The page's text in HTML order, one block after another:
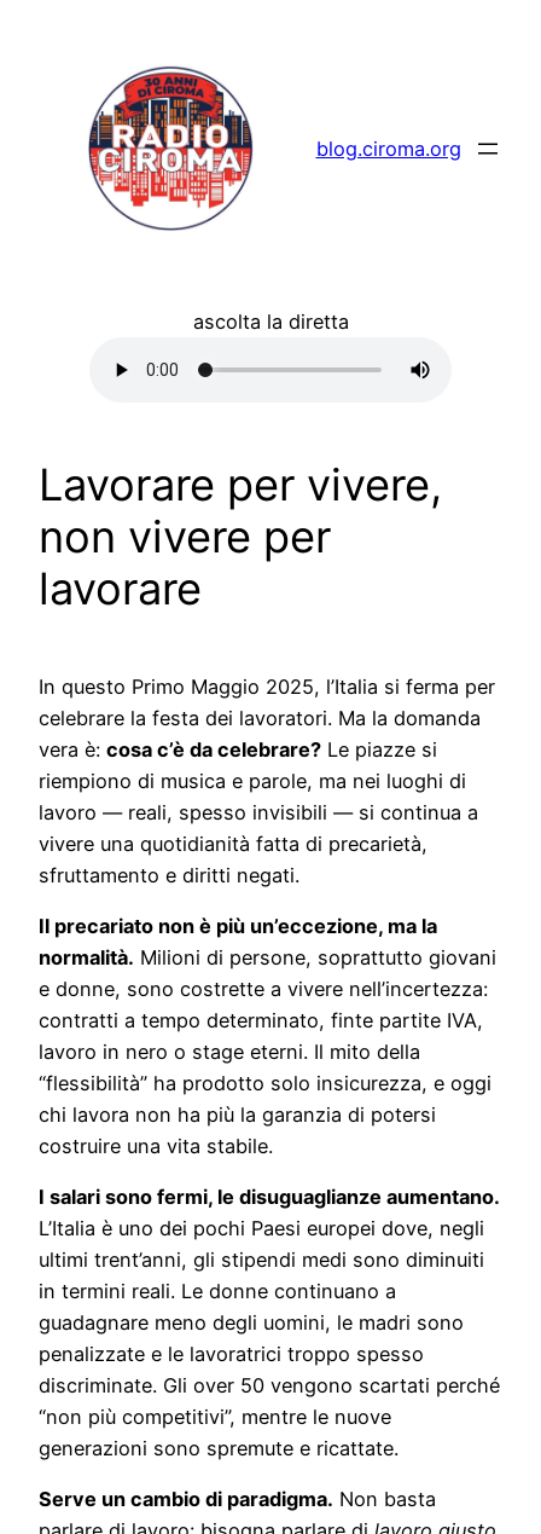
blog.ciroma.org
ascolta la diretta
Lavorare per vivere,
non vivere per
lavorare
In questo Primo Maggio 2025, l’Italia si ferma per
celebrare la festa dei lavoratori. Ma la domanda
vera è: cosa c’è da celebrare? Le piazze si
riempiono di musica e parole, ma nei luoghi di
lavoro — reali, spesso invisibili — si continua a
vivere una quotidianità fatta di precarietà,
sfruttamento e diritti negati.
Il precariato non è più un’eccezione, ma la
normalità. Milioni di persone, soprattutto giovani
e donne, sono costrette a vivere nell’incertezza:
contratti a tempo determinato, finte partite IVA,
lavoro in nero o stage eterni. Il mito della
“flessibilità” ha prodotto solo insicurezza, e oggi
chi lavora non ha più la garanzia di potersi
costruire una vita stabile.
I salari sono fermi, le disuguaglianze aumentano.
L’Italia è uno dei pochi Paesi europei dove, negli
ultimi trent’anni, gli stipendi medi sono diminuiti
in termini reali. Le donne continuano a
guadagnare meno degli uomini, le madri sono
penalizzate e le lavoratrici troppo spesso
discriminate. Gli over 50 vengono scartati perché
“non più competitivi”, mentre le nuove
generazioni sono spremute e ricattate.
Serve un cambio di paradigma. Non basta